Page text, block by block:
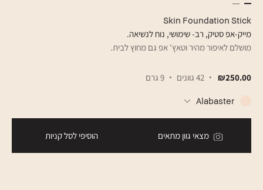
Skin Foundation Stick
מייק-אפ סטיק, רב- שימושי, נוח לנשיאה.
מושלם לאיפור מהיר וטאץ' אפ גם מחוץ לבית.
₪250.00 42 גוונים 9 גרם
Alabaster
מצאי גוון מתאים הוסיפי לסל קניות